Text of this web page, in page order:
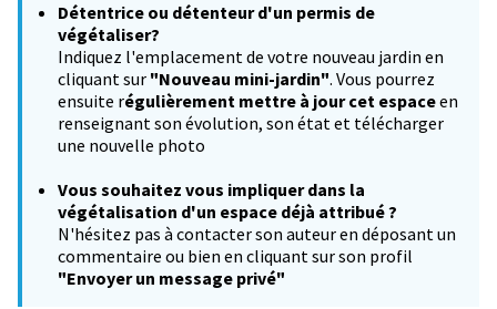
Détentrice ou détenteur d'un permis de
végétaliser?
Indiquez l'emplacement de votre nouveau jardin en
cliquant sur "Nouveau mini-jardin". Vous pourrez
ensuite régulièrement mettre à jour cet espaceen
renseignant son évolution, son état et télécharger
une nouvelle photo
Vous souhaitez vous impliquer dans la
végétalisation d'un espace déjà attribué ?
N'hésitez pas à contacter son auteur en déposant un
commentaire ou bien en cliquant sur son profil
"Envoyer un message privé"